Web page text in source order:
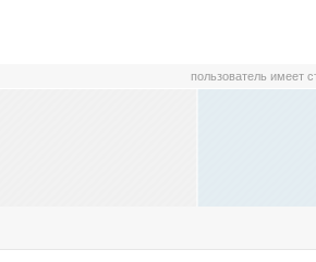
пользователь имеет